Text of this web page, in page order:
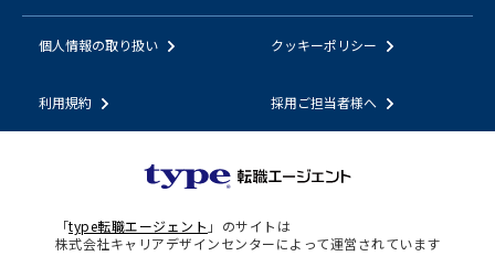
個人情報の取り扱い クッキーポリシー
利用規約 採用ご担当者様へ
「type転職エージェント 」のサイトは
株式会社キャリアデザインセンターによって運営されています